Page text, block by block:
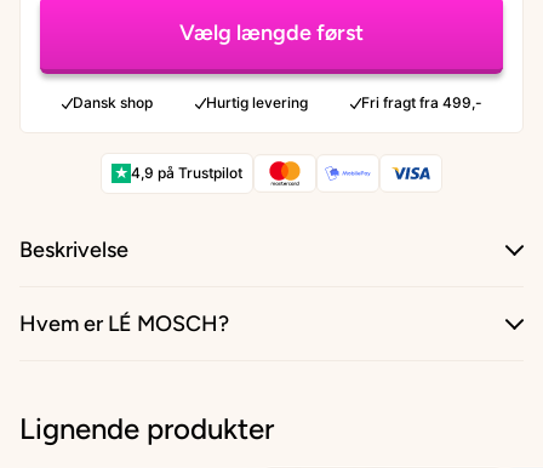
Vælg længde først
Dansk shop Hurtig levering Fri fragt fra 499,-
★ 4,9 på Trustpilot
Beskrivelse
Hvem er LÉ MOSCH?
Lignende produkter